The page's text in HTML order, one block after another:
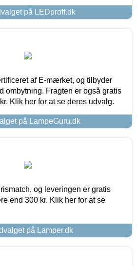
på LEDproff.dk
af E-mærket, og tilbyder
ombytning. Fragten er også gratis
Klik her for at se deres udvalg.
på LampeGuru.dk
og leveringen er gratis
end 300 kr. Klik her for at se
på Lamper.dk